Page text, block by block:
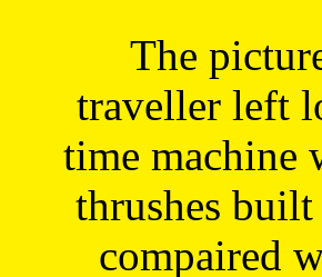
The
traveller left
time machine
thrushes
compaired